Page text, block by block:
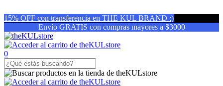
15% OFF con transferencia en THE KUL BRAND :)
Envío GRATIS con compras mayores a $3000
0